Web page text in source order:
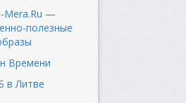
Mera.Ru —
полезные
Времени
в Литве